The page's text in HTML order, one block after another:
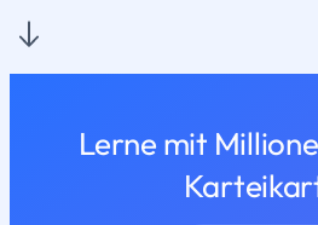
Lerne mit